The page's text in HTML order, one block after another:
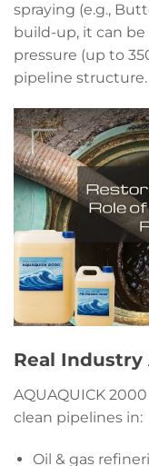
spraying (e.g.,
build-up, it can
pressure (up to
pipeline structure.
Real
AQUAQUICK
clean pipelines in:
Oil & gas